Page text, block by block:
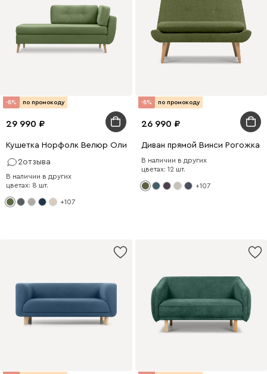
-8% по промокоду
29 990
Кушетка Норфолк Велюр Оливковый
2отзыва
В наличии в других
цветах: 8 шт.
+107
-8% по промокоду
26 990
Диван прямой Винси Рогожка
В наличии в других
цветах: 12 шт.
+107